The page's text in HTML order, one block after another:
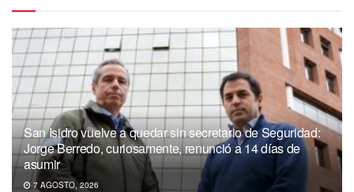
San Isidro vuelve a quedar sin secretario de Seguridad:
Jorge Berredo, curiosamente, renunció a 14 días de
asumir
7 AGOSTO, 2026